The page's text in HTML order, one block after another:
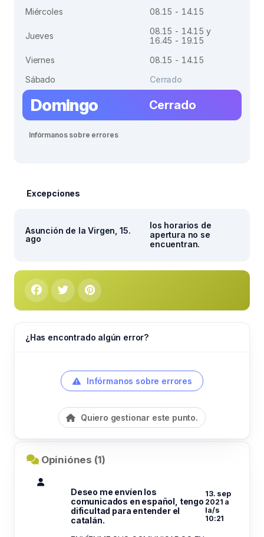
Miércoles
08.15 - 14.15
Jueves
08.15 - 14.15 y
16.45 - 19.15
Viernes
08.15 - 14.15
Sábado
Cerrado
Domingo Cerrado
Infórmanos sobre errores
Excepciones
Asunción de la Virgen, 15.
ago
los horarios de
apertura no se
encuentran.
¿Has encontrado algún error?
Infórmanos sobre errores
Quiero gestionar este punto.
Opiniónes (1)
Deseo me envíen los
comunicados en español, tengo
dificultad para entender el
catalán.
13. sep
2021 a
la/s
10:21